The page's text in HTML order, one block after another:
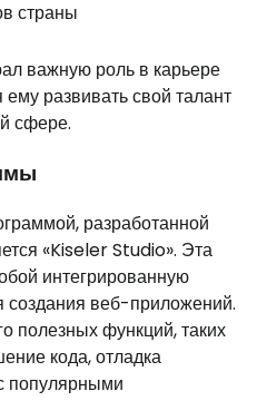
страны
важную роль в карьере
развивать свой талант
сфере.
разработанной
«Kiseler Studio». Эта
интегрированную
создания веб-приложений.
полезных функций, таких
кода, отладка
популярными